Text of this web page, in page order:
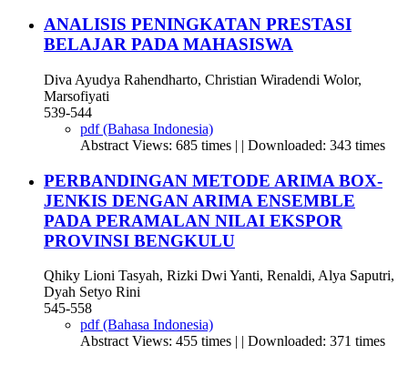
ANALISIS PENINGKATAN PRESTASI
BELAJAR PADA MAHASISWA
Diva Ayudya Rahendharto, Christian Wiradendi Wolor,
Marsofiyati
539-544
pdf (Bahasa Indonesia)
Abstract Views: 685 times | | Downloaded: 343 times
PERBANDINGAN METODE ARIMA BOX-
JENKIS DENGAN ARIMA ENSEMBLE
PADA PERAMALAN NILAI EKSPOR
PROVINSI BENGKULU
Qhiky Lioni Tasyah, Rizki Dwi Yanti, Renaldi, Alya Saputri,
Dyah Setyo Rini
545-558
pdf (Bahasa Indonesia)
Abstract Views: 455 times | | Downloaded: 371 times